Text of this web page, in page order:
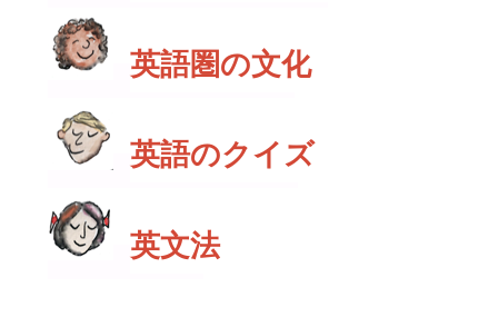
英語圏の文化
英語のクイズ
英文法